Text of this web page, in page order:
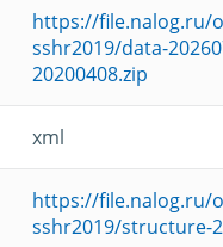
https://file.nalog.ru/
sshr2019/data-
20200408.zip
xml
https://file.nalog.ru/
sshr2019/structure-